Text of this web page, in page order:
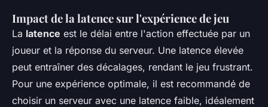
Impact de la latence sur l'expérience de jeu
La latence est le délai entre l'action effectuée par un
joueur et la réponse du serveur. Une latence élevée
peut entraîner des décalages, rendant le jeu frustrant.
Pour une expérience optimale, il est recommandé de
choisir un serveur avec une latence faible, idéalement